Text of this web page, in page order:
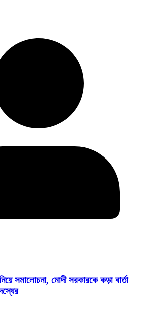
সমালোচনা, মোদী সরকারকে কড়া বার্তা